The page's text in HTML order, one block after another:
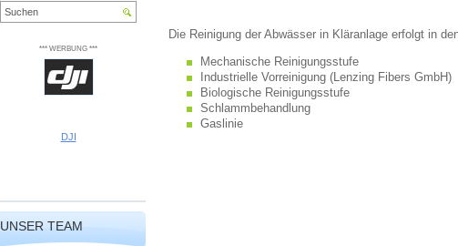
Die Reinigung der Abwässer in Kläranlage erfolgt in
Mechanische Reinigungsstufe
Industrielle Vorreinigung (Lenzing Fibers GmbH)
Biologische Reinigungsstufe
Schlammbehandlung
Gaslinie
*** WERBUNG ***
DJI
UNSER TEAM